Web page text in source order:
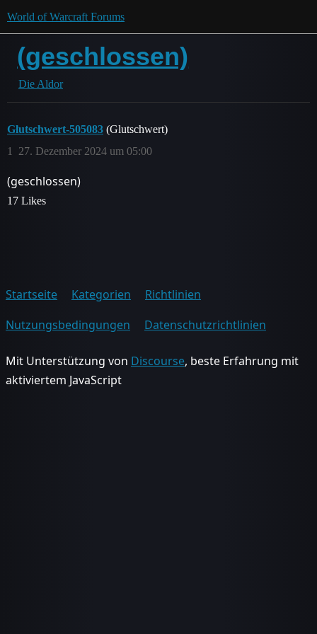
World of Warcraft Forums
(geschlossen)
Die Aldor
Glutschwert-505083 (Glutschwert)
27. Dezember 2024 um 05:00
1
(geschlossen)
17 Likes
Startseite Kategorien
Richtlinien
Nutzungsbedingungen
Datenschutzrichtlinien
Mit Unterstützung von Discourse, beste Erfahrung mit
aktiviertem JavaScript